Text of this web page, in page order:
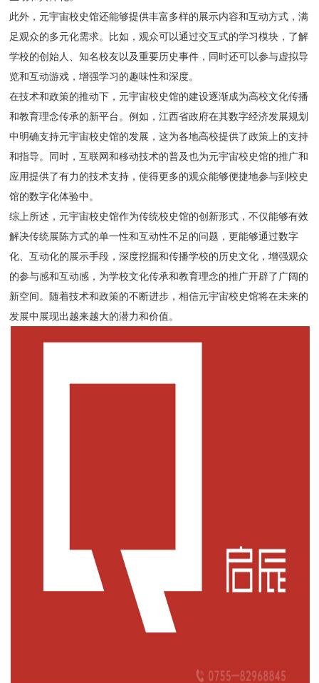
此外，元宇宙校史馆还能够提供丰富多样的展示内容和互动方式，满
足观众的多元化需求。比如，观众可以通过交互式的学习模块，了解
学校的创始人、知名校友以及重要历史事件，同时还可以参与虚拟导
览和互动游戏，增强学习的趣味性和深度。
在技术和政策的推动下，元宇宙校史馆的建设逐渐成为高校文化传播
和教育理念传承的新平台。例如，江西省政府在其数字经济发展规划
中明确支持元宇宙校史馆的发展，这为各地高校提供了政策上的支持
和指导。同时，互联网和移动技术的普及也为元宇宙校史馆的推广和
应用提供了有力的技术支持，使得更多的观众能够便捷地参与到校史
馆的数字化体验中。
综上所述，元宇宙校史馆作为传统校史馆的创新形式，不仅能够有效
解决传统展陈方式的单一性和互动性不足的问题，更能够通过数字
化、互动化的展示手段，深度挖掘和传播学校的历史文化，增强观众
的参与感和互动感，为学校文化传承和教育理念的推广开辟了广阔的
新空间。随着技术和政策的不断进步，相信元宇宙校史馆将在未来的
发展中展现出越来越大的潜力和价值。